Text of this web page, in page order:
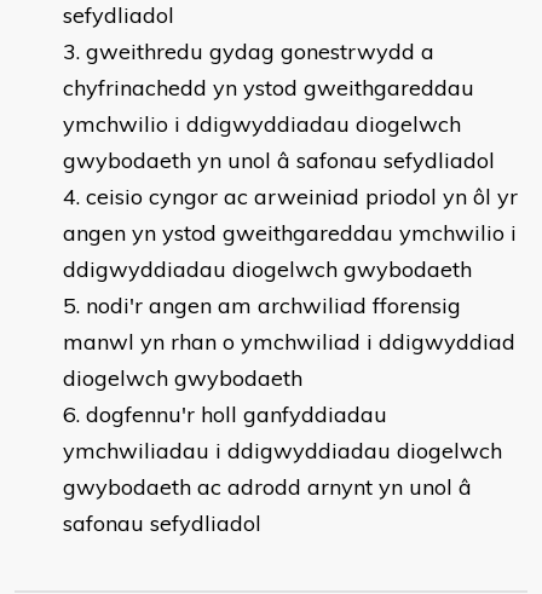
sefydliadol
gweithredu gydag gonestrwydd a
chyfrinachedd yn ystod gweithgareddau
ymchwilio i ddigwyddiadau diogelwch
gwybodaeth yn unol â safonau sefydliadol
ceisio cyngor ac arweiniad priodol yn ôl yr
angen yn ystod gweithgareddau ymchwilio i
ddigwyddiadau diogelwch gwybodaeth
nodi'r angen am archwiliad fforensig
manwl yn rhan o ymchwiliad i ddigwyddiad
diogelwch gwybodaeth
dogfennu'r holl ganfyddiadau
ymchwiliadau i ddigwyddiadau diogelwch
gwybodaeth ac adrodd arnynt yn unol â
safonau sefydliadol